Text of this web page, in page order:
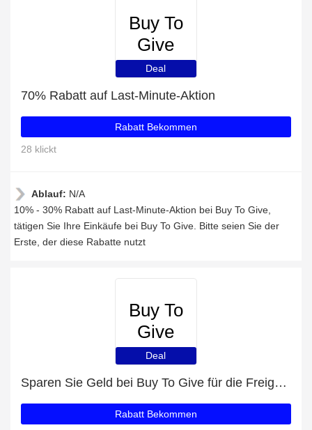
Buy To
Give
Deal
70% Rabatt auf Last-Minute-Aktion
Rabatt Bekommen
28 klickt
Ablauf: N/A
10% - 30% Rabatt auf Last-Minute-Aktion bei Buy To Give,
tätigen Sie Ihre Einkäufe bei Buy To Give. Bitte seien Sie der
Erste, der diese Rabatte nutzt
Buy To
Give
Deal
Sparen Sie Geld bei Buy To Give für die Freigabe
Rabatt Bekommen